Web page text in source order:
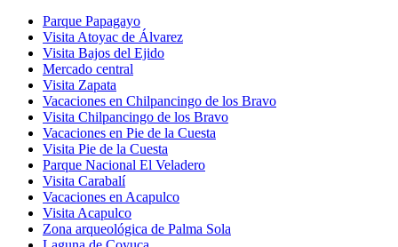
Parque Papagayo
Visita Atoyac de Álvarez
Visita Bajos del Ejido
Mercado central
Visita Zapata
Vacaciones en Chilpancingo de los Bravo
Visita Chilpancingo de los Bravo
Vacaciones en Pie de la Cuesta
Visita Pie de la Cuesta
Parque Nacional El Veladero
Visita Carabalí
Vacaciones en Acapulco
Visita Acapulco
Zona arqueológica de Palma Sola